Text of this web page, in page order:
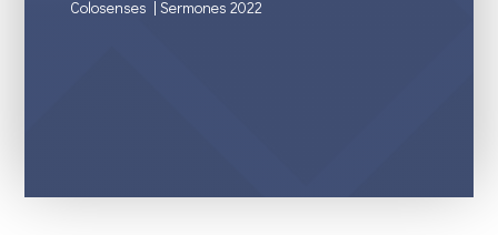
Colosenses | Sermones 2022